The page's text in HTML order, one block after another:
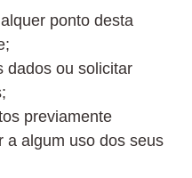
ponto desta
dados ou solicitar
previamente
a algum uso dos seus